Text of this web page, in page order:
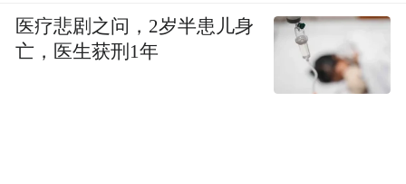
医疗悲剧之问，2岁半患儿身
亡，医生获刑1年